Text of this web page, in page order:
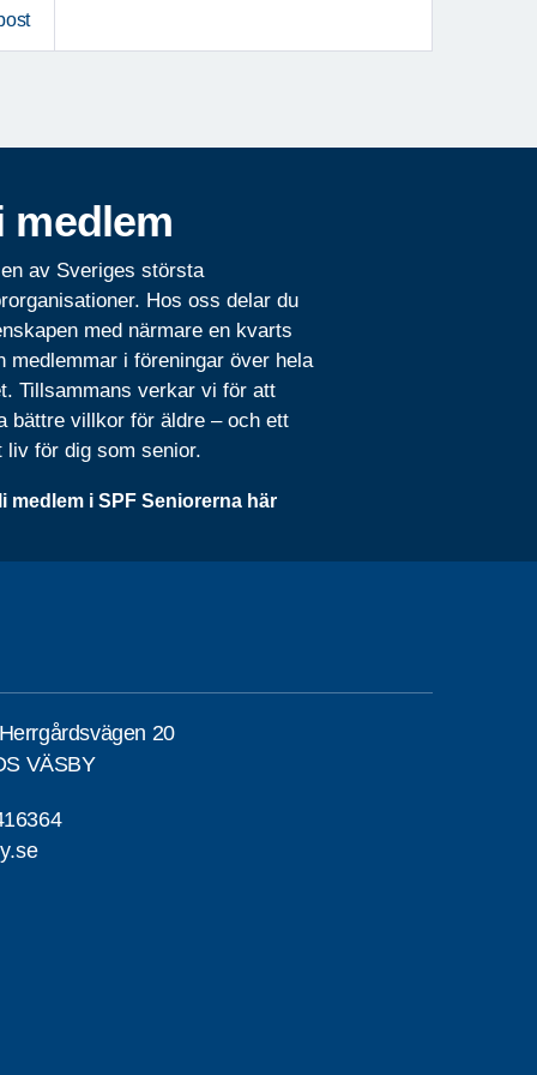
medlem
av Sveriges största
Hos oss delar du
med närmare en kvarts
medlemmar i föreningar över hela
Tillsammans verkar vi för att
bättre villkor för äldre – och ett
liv för dig som senior.
medlem i SPF Seniorerna här
20
VÄSBY